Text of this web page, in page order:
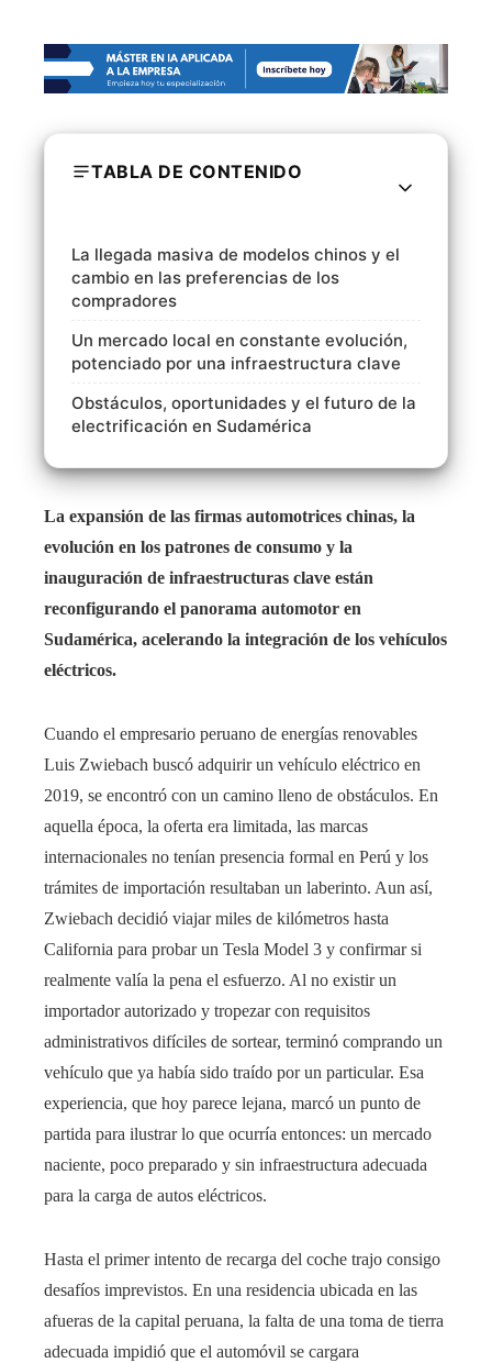
TABLA DE CONTENIDO
La llegada masiva de modelos chinos y el
cambio en las preferencias de los
compradores
Un mercado local en constante evolución,
potenciado por una infraestructura clave
Obstáculos, oportunidades y el futuro de la
electrificación en Sudamérica
La expansión de las firmas automotrices chinas, la
evolución en los patrones de consumo y la
inauguración de infraestructuras clave están
reconfigurando el panorama automotor en
Sudamérica, acelerando la integración de los vehículos
eléctricos.
Cuando el empresario peruano de energías renovables
Luis Zwiebach buscó adquirir un vehículo eléctrico en
2019, se encontró con un camino lleno de obstáculos. En
aquella época, la oferta era limitada, las marcas
internacionales no tenían presencia formal en Perú y los
trámites de importación resultaban un laberinto. Aun así,
Zwiebach decidió viajar miles de kilómetros hasta
California para probar un Tesla Model 3 y confirmar si
realmente valía la pena el esfuerzo. Al no existir un
importador autorizado y tropezar con requisitos
administrativos difíciles de sortear, terminó comprando un
vehículo que ya había sido traído por un particular. Esa
experiencia, que hoy parece lejana, marcó un punto de
partida para ilustrar lo que ocurría entonces: un mercado
naciente, poco preparado y sin infraestructura adecuada
para la carga de autos eléctricos.
Hasta el primer intento de recarga del coche trajo consigo
desafíos imprevistos. En una residencia ubicada en las
afueras de la capital peruana, la falta de una toma de tierra
adecuada impidió que el automóvil se cargara